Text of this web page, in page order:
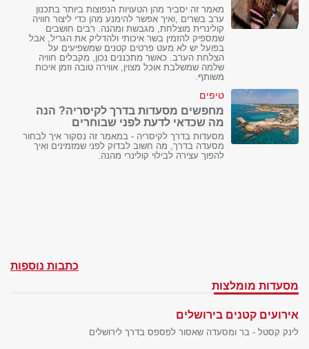
מאמר זה יסביר מהן הטעויות הנפוצות ביותר בתכנון
ערב בשרים ,ואיך אפשר להימנע מהן כדי ליצור חוויה
קולינרית מוצלחת, מגבשת ומהנה. רבים חושבים
שמספיק להזמין בשר איכותי ולהדליק את הגריל, אבל
בפועל יש לא מעט פרטים קטנים שמשפיעים על
הצלחת הערב. כאשר מתכננים נכון, מקבלים חוויה
שלמה שמשלבת אוכל מצוין, אווירה טובה וזמן איכות
משותף.
טיפים
מחפשים מסעדות בדרך לקיסריה? הנה
מה שכדאי לדעת לפני שבוחרים
מסעדות בדרך לקיסריה - במאמר זה נסקור איך לבחור
מסעדה בדרך, מה חשוב לבדוק לפני שמזמינים ואיך
להפוך עצירה לבילוי קולינרי מהנה.
כתבות נוספות
מסעדות מומלצות
אירועים קטנים בירושלים
לינק קסטל - בר ומסעדה שאסור לפספס בדרך לירושלים